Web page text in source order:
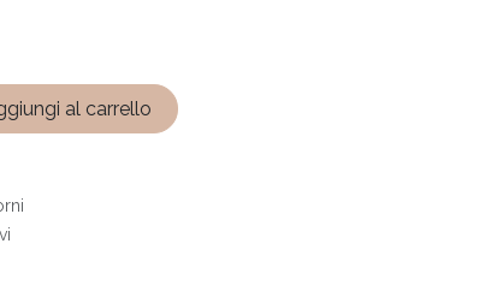
al carrello